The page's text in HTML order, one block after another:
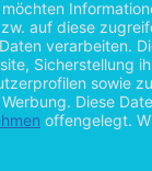
ist verbunden
Entspannung
des
tritt in einen
[6] verstanden
das sah, fühlte